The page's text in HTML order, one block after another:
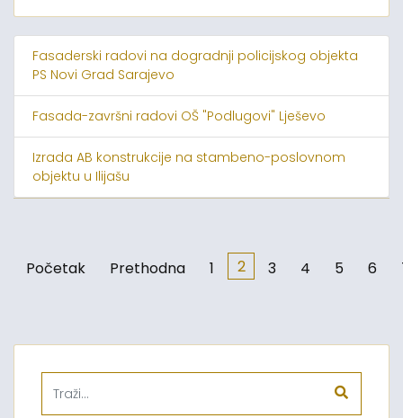
Fasaderski radovi na dogradnji policijskog objekta
PS Novi Grad Sarajevo
Fasada-završni radovi OŠ "Podlugovi" Lješevo
Izrada AB konstrukcije na stambeno-poslovnom
objektu u Ilijašu
Početak Prethodna 1 2 3 4 5 6